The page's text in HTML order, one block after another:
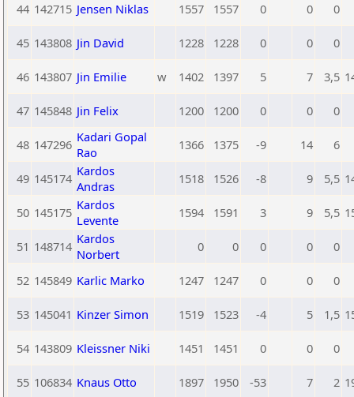
44 142715 Jensen Niklas 1557 1557 0 0 0
45 143808 Jin David 1228 1228 0 0 0
46 143807 Jin Emilie w 1402 1397 5 7 3,5
47 145848 Jin Felix 1200 1200 0 0 0
48 147296 Kadari Gopal
Rao
1366 1375 -9 14 6
49 145174 Kardos
Andras
1518 1526 -8 9 5,5
50 145175 Kardos
Levente
1594 1591 3 9 5,5
51 148714 Kardos
Norbert
0 0 0 0 0
52 145849 Karlic Marko 1247 1247 0 0 0
53 145041 Kinzer Simon 1519 1523 -4 5 1,5
54 143809 Kleissner Niki 1451 1451 0 0 0
55 106834 Knaus Otto 1897 1950 -53 7 2